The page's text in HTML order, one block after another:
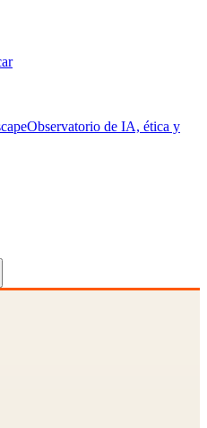
Observatorio de IA, ética y